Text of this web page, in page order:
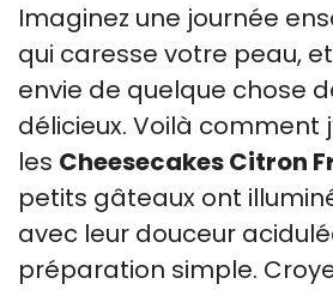
Imaginez une journée
qui caresse votre peau,
envie de quelque chose
délicieux. Voilà comment
les Cheesecakes Citron
petits gâteaux ont
avec leur douceur
préparation simple.